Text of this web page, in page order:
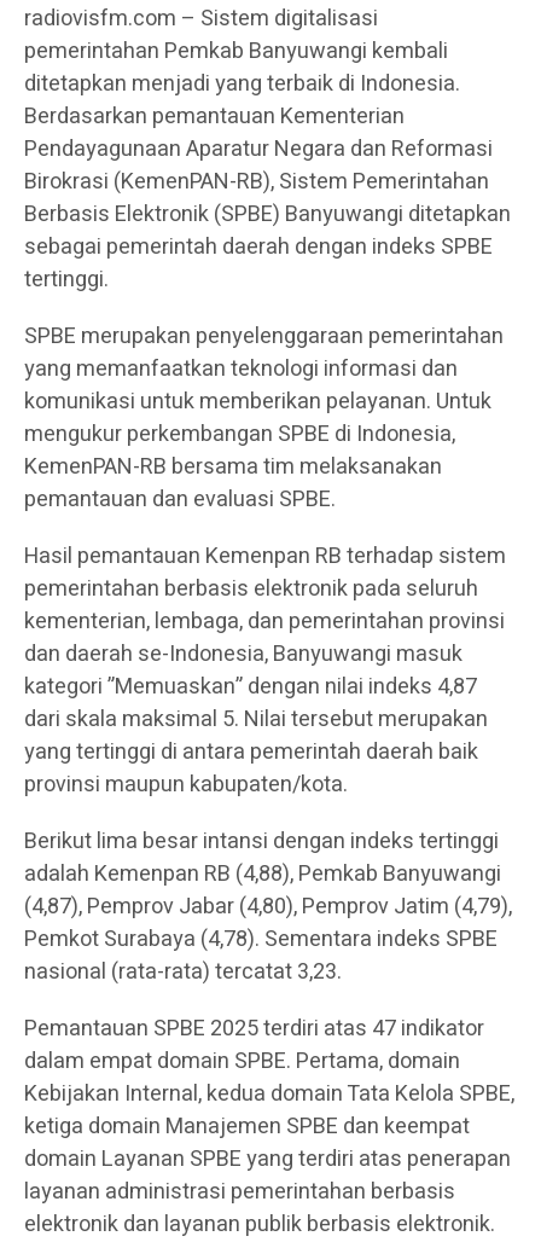
radiovisfm.com – Sistem digitalisasi
pemerintahan Pemkab Banyuwangi kembali
ditetapkan menjadi yang terbaik di Indonesia.
Berdasarkan pemantauan Kementerian
Pendayagunaan Aparatur Negara dan Reformasi
Birokrasi (KemenPAN-RB), Sistem Pemerintahan
Berbasis Elektronik (SPBE) Banyuwangi ditetapkan
sebagai pemerintah daerah dengan indeks SPBE
tertinggi.
SPBE merupakan penyelenggaraan pemerintahan
yang memanfaatkan teknologi informasi dan
komunikasi untuk memberikan pelayanan. Untuk
mengukur perkembangan SPBE di Indonesia,
KemenPAN-RB bersama tim melaksanakan
pemantauan dan evaluasi SPBE.
Hasil pemantauan Kemenpan RB terhadap sistem
pemerintahan berbasis elektronik pada seluruh
kementerian, lembaga, dan pemerintahan provinsi
dan daerah se-Indonesia, Banyuwangi masuk
kategori ”Memuaskan” dengan nilai indeks 4,87
dari skala maksimal 5. Nilai tersebut merupakan
yang tertinggi di antara pemerintah daerah baik
provinsi maupun kabupaten/kota.
Berikut lima besar intansi dengan indeks tertinggi
adalah Kemenpan RB (4,88), Pemkab Banyuwangi
(4,87), Pemprov Jabar (4,80), Pemprov Jatim (4,79),
Pemkot Surabaya (4,78). Sementara indeks SPBE
nasional (rata-rata) tercatat 3,23.
Pemantauan SPBE 2025 terdiri atas 47 indikator
dalam empat domain SPBE. Pertama, domain
Kebijakan Internal, kedua domain Tata Kelola SPBE,
ketiga domain Manajemen SPBE dan keempat
domain Layanan SPBE yang terdiri atas penerapan
layanan administrasi pemerintahan berbasis
elektronik dan layanan publik berbasis elektronik.